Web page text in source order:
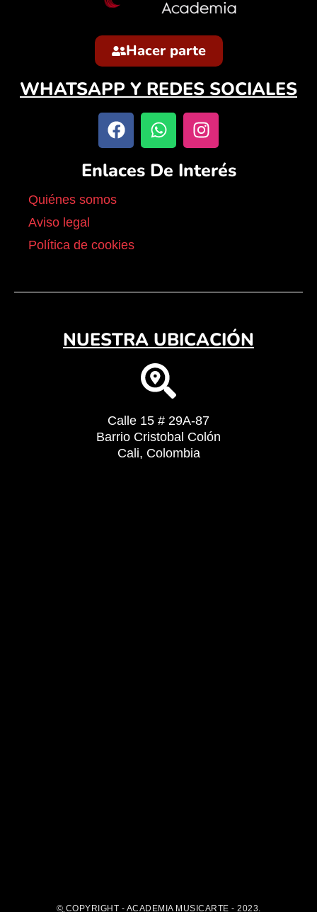
Hacer parte
WHATSAPP Y REDES SOCIALES
Enlaces De Interés
Quiénes somos
Aviso legal
Política de cookies
NUESTRA UBICACIÓN
Calle 15 # 29A-87
Barrio Cristobal Colón
Cali, Colombia
© COPYRIGHT - ACADEMIA MUSICARTE - 2023.